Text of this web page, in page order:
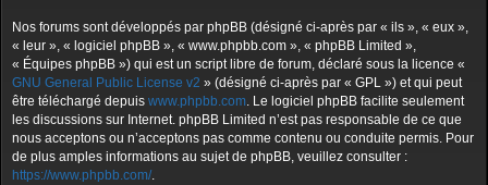
Nos forums sont développés par phpBB (désigné ci-après par « ils », « eux »,
« leur », « logiciel phpBB », « www.phpbb.com », « phpBB Limited »,
« Équipes phpBB ») qui est un script libre de forum, déclaré sous la licence «
GNU General Public License v2 » (désigné ci-après par « GPL ») et qui peut
être téléchargé depuis www.phpbb.com. Le logiciel phpBB facilite seulement
les discussions sur Internet. phpBB Limited n’est pas responsable de ce que
nous acceptons ou n’acceptons pas comme contenu ou conduite permis. Pour
de plus amples informations au sujet de phpBB, veuillez consulter :
https://www.phpbb.com/.